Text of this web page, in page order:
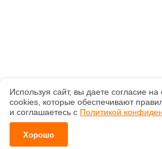
Используя сайт, вы даете согласие
сооkiеs, которые обеспечивают
и соглашаетесь с Политикой
Хорошо